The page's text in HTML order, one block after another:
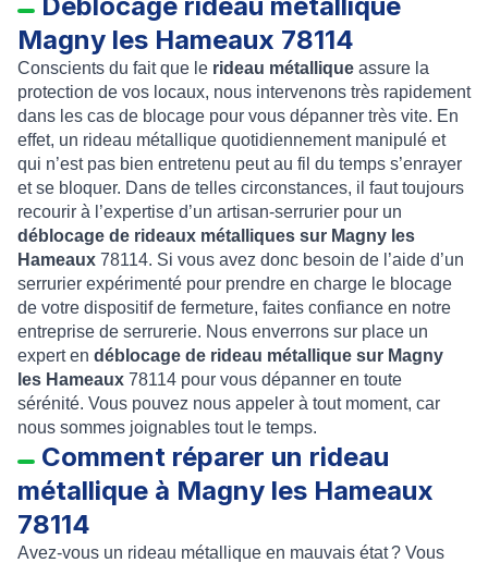
Magny les Hameaux 78114
Conscients du fait que le rideau métallique assure la
protection de vos locaux, nous intervenons très rapidement
dans les cas de blocage pour vous dépanner très vite. En
effet, un rideau métallique quotidiennement manipulé et
qui n’est pas bien entretenu peut au fil du temps s’enrayer
et se bloquer. Dans de telles circonstances, il faut toujours
recourir à l’expertise d’un artisan-serrurier pour un
déblocage de rideaux métalliques sur Magny les
Hameaux 78114. Si vous avez donc besoin de l’aide d’un
serrurier expérimenté pour prendre en charge le blocage
de votre dispositif de fermeture, faites confiance en notre
entreprise de serrurerie. Nous enverrons sur place un
expert en déblocage de rideau métallique sur Magny
les Hameaux 78114 pour vous dépanner en toute
sérénité. Vous pouvez nous appeler à tout moment, car
nous sommes joignables tout le temps.
Comment réparer un rideau
métallique à Magny les Hameaux
78114
Avez-vous un rideau métallique en mauvais état ? Vous